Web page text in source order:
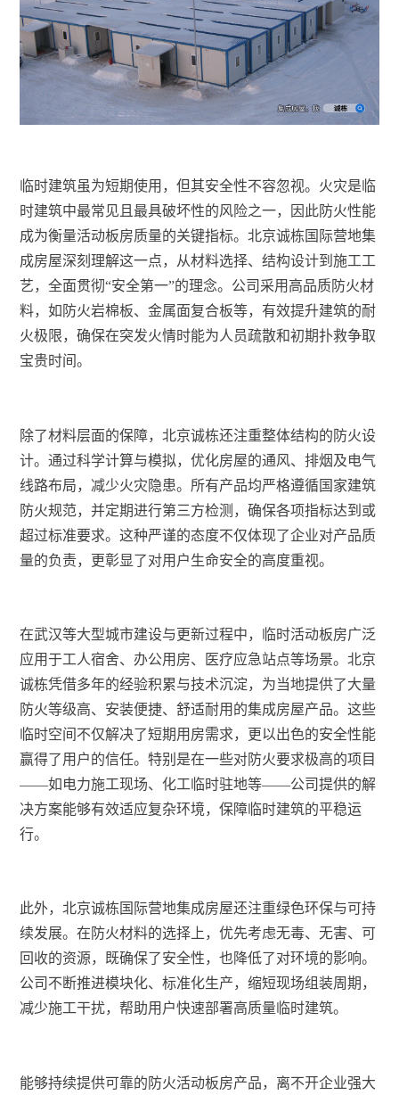
临时建筑虽为短期使用，但其安全性不容忽视。火灾是临
时建筑中最常见且最具破坏性的风险之一，因此防火性能
成为衡量活动板房质量的关键指标。北京诚栋国际营地集
成房屋深刻理解这一点，从材料选择、结构设计到施工工
艺，全面贯彻“安全第一”的理念。公司采用高品质防火材
料，如防火岩棉板、金属面复合板等，有效提升建筑的耐
火极限，确保在突发火情时能为人员疏散和初期扑救争取
宝贵时间。
除了材料层面的保障，北京诚栋还注重整体结构的防火设
计。通过科学计算与模拟，优化房屋的通风、排烟及电气
线路布局，减少火灾隐患。所有产品均严格遵循国家建筑
防火规范，并定期进行第三方检测，确保各项指标达到或
超过标准要求。这种严谨的态度不仅体现了企业对产品质
量的负责，更彰显了对用户生命安全的高度重视。
在武汉等大型城市建设与更新过程中，临时活动板房广泛
应用于工人宿舍、办公用房、医疗应急站点等场景。北京
诚栋凭借多年的经验积累与技术沉淀，为当地提供了大量
防火等级高、安装便捷、舒适耐用的集成房屋产品。这些
临时空间不仅解决了短期用房需求，更以出色的安全性能
赢得了用户的信任。特别是在一些对防火要求极高的项目
——如电力施工现场、化工临时驻地等——公司提供的解
决方案能够有效适应复杂环境，保障临时建筑的平稳运
行。
此外，北京诚栋国际营地集成房屋还注重绿色环保与可持
续发展。在防火材料的选择上，优先考虑无毒、无害、可
回收的资源，既确保了安全性，也降低了对环境的影响。
公司不断推进模块化、标准化生产，缩短现场组装周期，
减少施工干扰，帮助用户快速部署高质量临时建筑。
能够持续提供可靠的防火活动板房产品，离不开企业强大